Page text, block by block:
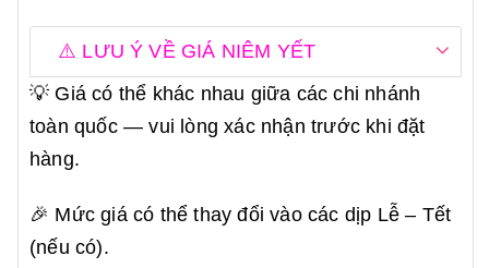
⚠️ LƯU Ý VỀ GIÁ NIÊM YẾT
💡 Giá có thể khác nhau giữa các chi nhánh
toàn quốc — vui lòng xác nhận trước khi đặt
hàng.
🎉 Mức giá có thể thay đổi vào các dịp Lễ – Tết
(nếu có).